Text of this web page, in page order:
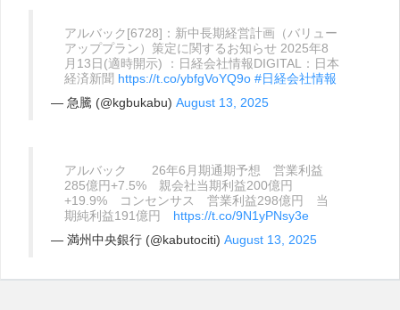
アルバック[6728]：新中長期経営計画（バリュー
アッププラン）策定に関するお知らせ 2025年8
月13日(適時開示) ：日経会社情報DIGITAL：日本
経済新聞 https://t.co/ybfgVoYQ9o #日経会社情報
— 急騰 (@kgbukabu) August 13, 2025
アルバック 26年6月期通期予想 営業利益
285億円+7.5% 親会社当期利益200億円
+19.9% コンセンサス 営業利益298億円 当
期純利益191億円 https://t.co/9N1yPNsy3e
— 満州中央銀行 (@kabutociti) August 13, 2025